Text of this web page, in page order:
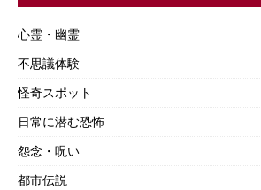
心霊・幽霊
不思議体験
怪奇スポット
日常に潜む恐怖
怨念・呪い
都市伝説